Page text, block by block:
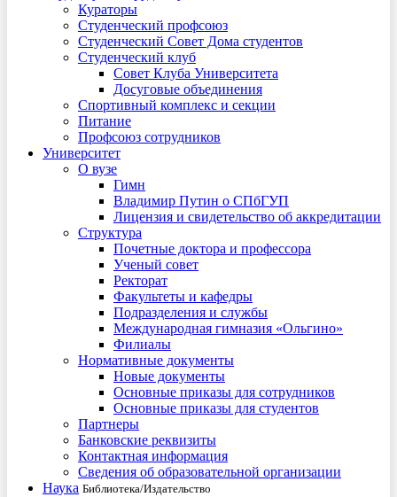
Кураторы
Студенческий профсоюз
Студенческий Совет Дома студентов
Студенческий клуб
Совет Клуба Университета
Досуговые объединения
Спортивный комплекс и секции
Питание
Профсоюз сотрудников
Университет
О вузе
Гимн
Владимир Путин о СПбГУП
Лицензия и свидетельство об аккредитации
Структура
Почетные доктора и профессора
Ученый совет
Ректорат
Факультеты и кафедры
Подразделения и службы
Международная гимназия «Ольгино»
Филиалы
Нормативные документы
Новые документы
Основные приказы для сотрудников
Основные приказы для студентов
Партнеры
Банковские реквизиты
Контактная информация
Сведения об образовательной организации
Наука Библиотека/Издательство